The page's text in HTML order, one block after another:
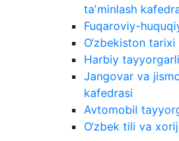
taʼminlash
Fuqaroviy-
O‘zbekiston
Harbiy
Jangovar va
kafedrasi
Avtomobil
O‘zbek tili va